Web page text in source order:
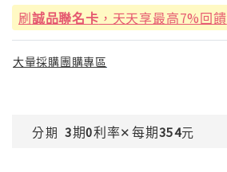
刷誠品聯名卡 ，天天享最高7%回饋
大量採購團購專區
分期 3期0利率✕每期354元